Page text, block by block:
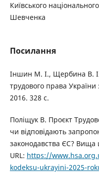
Київського
Шевченка
Посилання
Іншин М. І., Щербина В. І.
трудового права
2016. 328 с.
Поліщук В. Проєкт
чи відповідають
законодавства ЄС?
URL: https://
kodeksu-ukrayini-2025-